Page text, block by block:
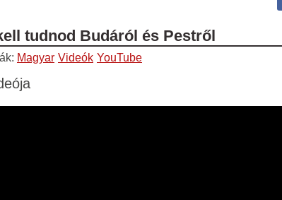
tudnod Budáról és Pestről
Magyar Videók YouTube